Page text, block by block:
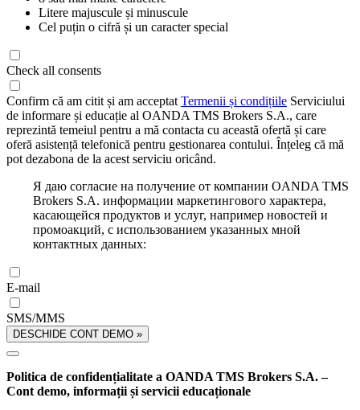
Litere majuscule și minuscule
Cel puțin o cifră și un caracter special
Check all consents
Confirm că am citit și am acceptat Termenii și condițiile Serviciului
de informare și educație al OANDA TMS Brokers S.A., care
reprezintă temeiul pentru a mă contacta cu această ofertă și care
oferă asistență telefonică pentru gestionarea contului. Înțeleg că mă
pot dezabona de la acest serviciu oricând.
Я даю согласие на получение от компании OANDA TMS
Brokers S.A. информации маркетингового характера,
касающейся продуктов и услуг, например новостей и
промоакций, с использованием указанных мной
контактных данных:
E-mail
SMS/MMS
DESCHIDE CONT DEMO »
Politica de confidențialitate a OANDA TMS Brokers S.A. –
Cont demo, informații și servicii educaționale